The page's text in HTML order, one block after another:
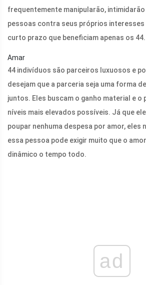
frequentemente manipularão,
pessoas contra seus próprios interesses
curto prazo que beneficiam apenas os 44.
Amar
44 indivíduos são parceiros luxuosos e
desejam que a parceria seja uma forma
juntos. Eles buscam o ganho material e o
níveis mais elevados possíveis. Já que
poupar nenhuma despesa por amor, eles
essa pessoa pode exigir muito que o
dinâmico o tempo todo.
ad